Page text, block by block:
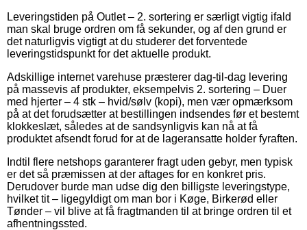
Leveringstiden på Outlet – 2. sortering er særligt vigtig ifald
man skal bruge ordren om få sekunder, og af den grund er
det naturligvis vigtigt at du studerer det forventede
leveringstidspunkt for det aktuelle produkt.
Adskillige internet varehuse præsterer dag-til-dag levering
på massevis af produkter, eksempelvis 2. sortering – Duer
med hjerter – 4 stk – hvid/sølv (kopi), men vær opmærksom
på at det forudsætter at bestillingen indsendes før et bestemt
klokkeslæt, således at de sandsynligvis kan nå at få
produktet afsendt forud for at de lageransatte holder fyraften.
Indtil flere netshops garanterer fragt uden gebyr, men typisk
er det så præmissen at der aftages for en konkret pris.
Derudover burde man udse dig den billigste leveringstype,
hvilket tit – ligegyldigt om man bor i Køge, Birkerød eller
Tønder – vil blive at få fragtmanden til at bringe ordren til et
afhentningssted.